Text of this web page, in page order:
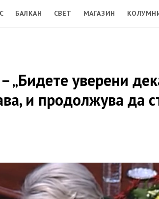
БАЛКАН СВЕТ МАГАЗИН
„Бидете уверени
и продолжува да